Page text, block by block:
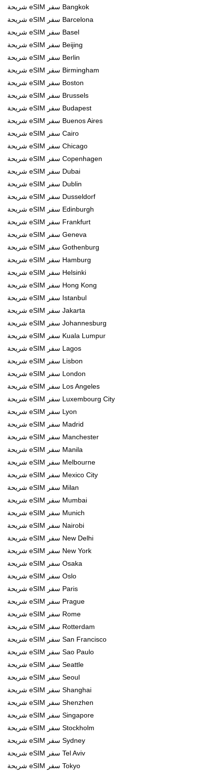
شريحة eSIM سفر Bangkok
شريحة eSIM سفر Barcelona
شريحة eSIM سفر Basel
شريحة eSIM سفر Beijing
شريحة eSIM سفر Berlin
شريحة eSIM سفر Birmingham
شريحة eSIM سفر Boston
شريحة eSIM سفر Brussels
شريحة eSIM سفر Budapest
شريحة eSIM سفر Buenos Aires
شريحة eSIM سفر Cairo
شريحة eSIM سفر Chicago
شريحة eSIM سفر Copenhagen
شريحة eSIM سفر Dubai
شريحة eSIM سفر Dublin
شريحة eSIM سفر Dusseldorf
شريحة eSIM سفر Edinburgh
شريحة eSIM سفر Frankfurt
شريحة eSIM سفر Geneva
شريحة eSIM سفر Gothenburg
شريحة eSIM سفر Hamburg
شريحة eSIM سفر Helsinki
شريحة eSIM سفر Hong Kong
شريحة eSIM سفر Istanbul
شريحة eSIM سفر Jakarta
شريحة eSIM سفر Johannesburg
شريحة eSIM سفر Kuala Lumpur
شريحة eSIM سفر Lagos
شريحة eSIM سفر Lisbon
شريحة eSIM سفر London
شريحة eSIM سفر Los Angeles
شريحة eSIM سفر Luxembourg City
شريحة eSIM سفر Lyon
شريحة eSIM سفر Madrid
شريحة eSIM سفر Manchester
شريحة eSIM سفر Manila
شريحة eSIM سفر Melbourne
شريحة eSIM سفر Mexico City
شريحة eSIM سفر Milan
شريحة eSIM سفر Mumbai
شريحة eSIM سفر Munich
شريحة eSIM سفر Nairobi
شريحة eSIM سفر New Delhi
شريحة eSIM سفر New York
شريحة eSIM سفر Osaka
شريحة eSIM سفر Oslo
شريحة eSIM سفر Paris
شريحة eSIM سفر Prague
شريحة eSIM سفر Rome
شريحة eSIM سفر Rotterdam
شريحة eSIM سفر San Francisco
شريحة eSIM سفر Sao Paulo
شريحة eSIM سفر Seattle
شريحة eSIM سفر Seoul
شريحة eSIM سفر Shanghai
شريحة eSIM سفر Shenzhen
شريحة eSIM سفر Singapore
شريحة eSIM سفر Stockholm
شريحة eSIM سفر Sydney
شريحة eSIM سفر Tel Aviv
شريحة eSIM سفر Tokyo